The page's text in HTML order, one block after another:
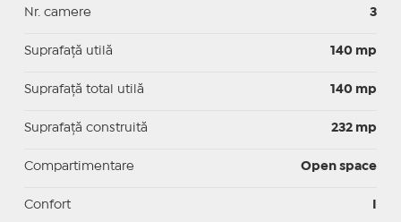
Nr. camere 3
Suprafaţă utilă 140 mp
Suprafaţă total utilă 140 mp
Suprafaţă construită 232 mp
Compartimentare Open space
Confort